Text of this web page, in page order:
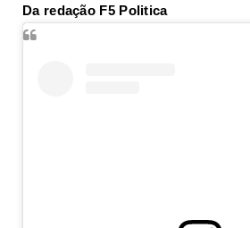
Da redação F5 Politica